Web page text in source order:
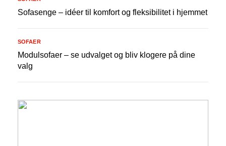
Sofasenge – idéer til komfort og fleksibilitet i hjemmet
Modulsofaer – se udvalget og bliv klogere på dine
valg
SOFAER